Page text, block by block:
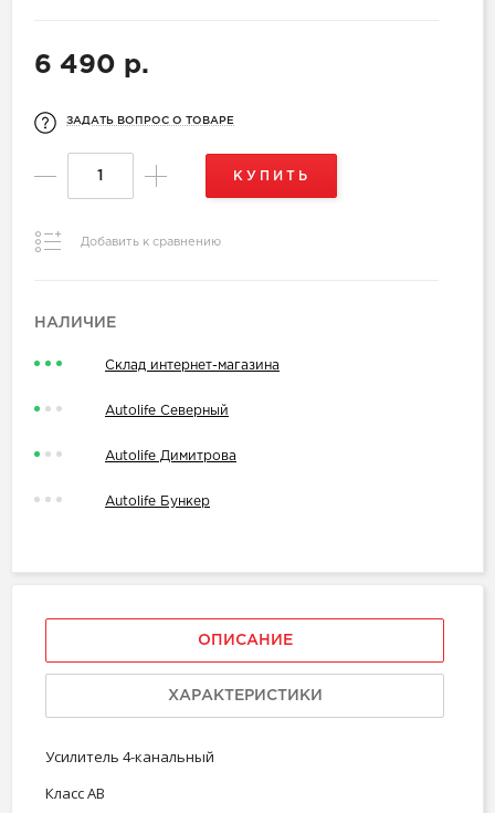
6 490 р.
ЗАДАТЬ ВОПРОС О ТОВАРЕ
КУПИТЬ
Добавить к сравнению
НАЛИЧИЕ
Склад интернет-магазина
Autolife Северный
Autolife Димитрова
Autolife Бункер
ОПИСАНИЕ
ХАРАКТЕРИСТИКИ
Усилитель 4-канальный
Класс АВ